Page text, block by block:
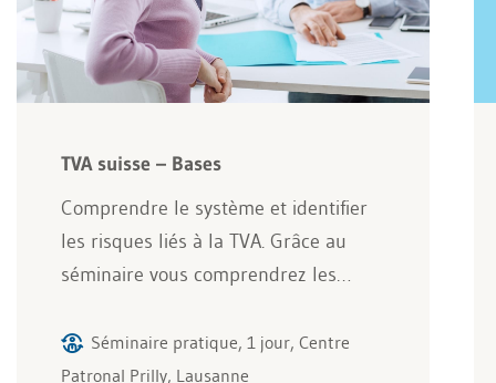
TVA suisse – Bases
Comprendre le système et identifier
les risques liés à la TVA. Grâce au
séminaire vous comprendrez les…
Séminaire pratique, 1 jour, Centre
Patronal Prilly, Lausanne